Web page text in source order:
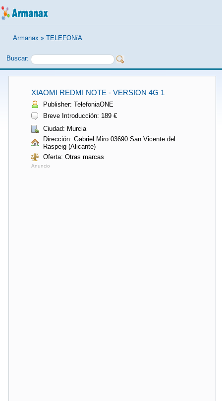
Armanax » TELEFONíA
Buscar:
XIAOMI REDMI NOTE - VERSION 4G 1
Publisher: TelefoniaONE
Breve Introducción: 189 €
Ciudad: Murcia
Dirección: Gabriel Miro 03690 San Vicente del
Raspeig (Alicante)
Oferta: Otras marcas
Anuncio